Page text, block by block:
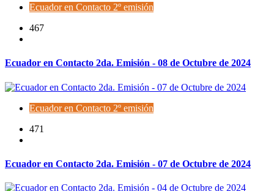
Ecuador en Contacto 2º emisión
467
Ecuador en Contacto 2da. Emisión - 08 de Octubre de 2024
Ecuador en Contacto 2º emisión
471
Ecuador en Contacto 2da. Emisión - 07 de Octubre de 2024